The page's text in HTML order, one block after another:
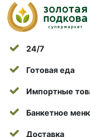
24/7
Готовая еда
Импортные
Банкетное
Доставка